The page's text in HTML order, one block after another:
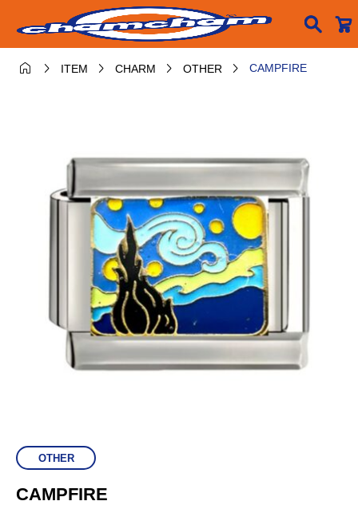

  ITEM  CHARM  OTHER  CAMPFIRE
OTHER
CAMPFIRE